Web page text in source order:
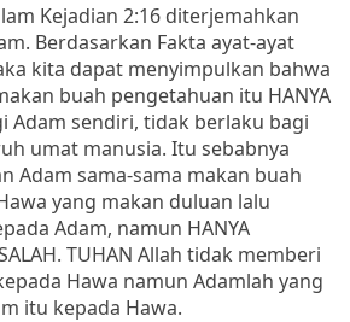
Kejadian 2:16 diterjemahkan
Berdasarkan Fakta ayat-ayat
kita dapat menyimpulkan bahwa
buah pengetahuan itu HANYA
Adam sendiri, tidak berlaku bagi
umat manusia. Itu sebabnya
Adam sama-sama makan buah
yang makan duluan lalu
Adam, namun HANYA
TUHAN Allah tidak memberi
Hawa namun Adamlah yang
itu kepada Hawa.